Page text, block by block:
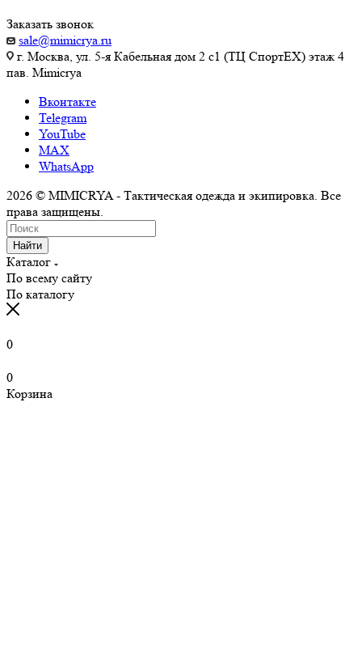
Заказать звонок
sale@mimicrya.ru
г. Москва, ул. 5-я Кабельная дом 2 с1 (ТЦ СпортEX) этаж 4
пав. Mimicrya
Вконтакте
Telegram
YouTube
MAX
WhatsApp
2026 © MIMICRYA - Тактическая одежда и экипировка. Все
права защищены.
Найти
Каталог
По всему сайту
По каталогу
0
0
Корзина